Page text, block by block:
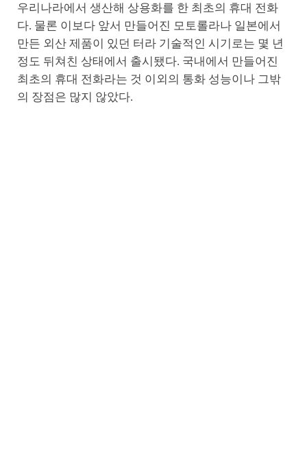
우리나라에서 생산해 상용화를 한 최초의 휴대 전화
다. 물론 이보다 앞서 만들어진 모토롤라나 일본에서
만든 외산 제품이 있던 터라 기술적인 시기로는 몇 년
정도 뒤쳐친 상태에서 출시됐다. 국내에서 만들어진
최초의 휴대 전화라는 것 이외의 통화 성능이나 그밖
의 장점은 많지 않았다.